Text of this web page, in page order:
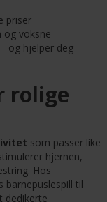
priser
og voksne
– og hjelper deg
rolige
som passer like
hjernen,
Hos
barnepuslespill til
dedikerte